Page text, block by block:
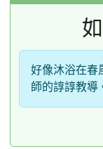
如
好像沐浴在春
師的諄諄教導